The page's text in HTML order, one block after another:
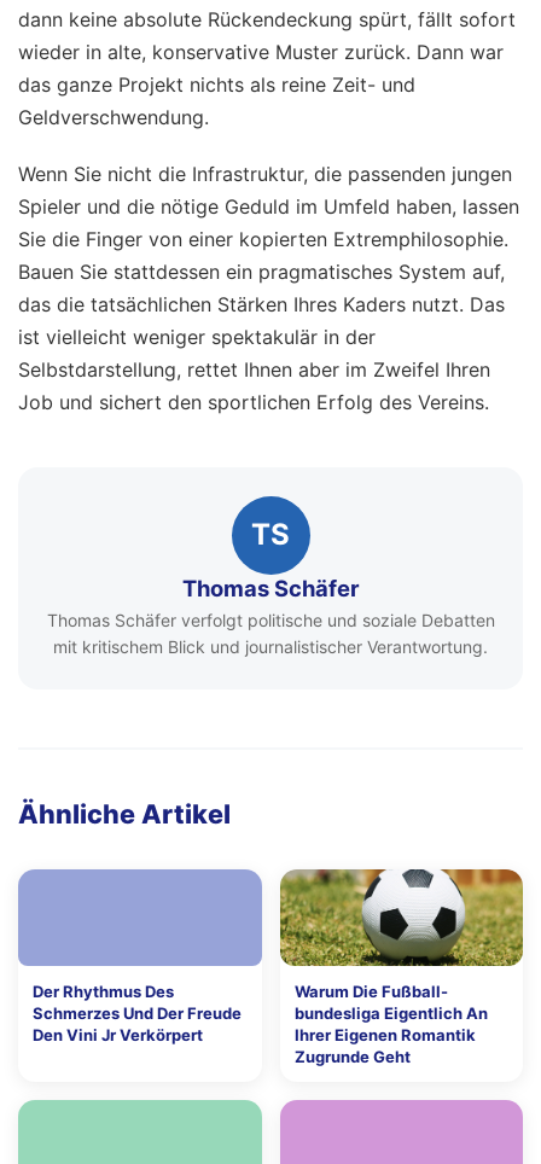
dann keine absolute Rückendeckung spürt, fällt sofort
wieder in alte, konservative Muster zurück. Dann war
das ganze Projekt nichts als reine Zeit- und
Geldverschwendung.
Wenn Sie nicht die Infrastruktur, die passenden jungen
Spieler und die nötige Geduld im Umfeld haben, lassen
Sie die Finger von einer kopierten Extremphilosophie.
Bauen Sie stattdessen ein pragmatisches System auf,
das die tatsächlichen Stärken Ihres Kaders nutzt. Das
ist vielleicht weniger spektakulär in der
Selbstdarstellung, rettet Ihnen aber im Zweifel Ihren
Job und sichert den sportlichen Erfolg des Vereins.
TS
Thomas Schäfer
Thomas Schäfer verfolgt politische und soziale Debatten
mit kritischem Blick und journalistischer Verantwortung.
Ähnliche Artikel
Der Rhythmus Des
Schmerzes Und Der Freude
Den Vini Jr Verkörpert
Warum Die Fußball-
bundesliga Eigentlich An
Ihrer Eigenen Romantik
Zugrunde Geht